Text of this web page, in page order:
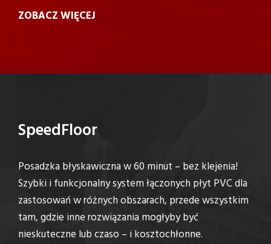
ZOBACZ WIĘCEJ
SpeedFloor
Posadzka błyskawiczna w 60 minut – bez klejenia!
Szybki i funkcjonalny system łączonych płyt PVC dla
zastosowań w różnych obszarach, przede wszystkim
tam, gdzie inne rozwiązania mogłyby być
nieskuteczne lub czaso – i kosztochłonne.